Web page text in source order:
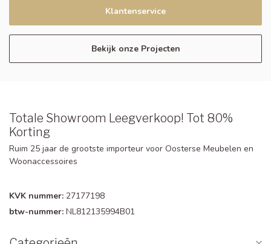
Klantenservice
Bekijk onze Projecten
Totale Showroom Leegverkoop! Tot 80%
Korting
Ruim 25 jaar de grootste importeur voor Oosterse Meubelen en
Woonaccessoires
KVK nummer: 27177198
btw-nummer: NL812135994B01